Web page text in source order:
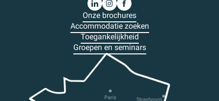
Onze brochures
Accommodatie zoeken
Toegankelijkheid
Groepen en seminars